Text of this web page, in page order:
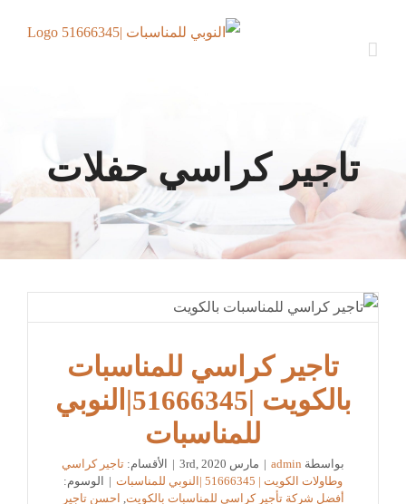
تاجير كراسي حفلات
تاجير كراسي للمناسبات
بالكويت |51666345|النوبي
للمناسبات
بواسطة admin
| مارس 3rd, 2020 | الأقسام: تاجير كراسي
وطاولات الكويت | 51666345 |النوبي للمناسبات
|
الوسوم:
أفضل شركة تأجير كراسي للمناسبات بالكويت
احسن تاجير